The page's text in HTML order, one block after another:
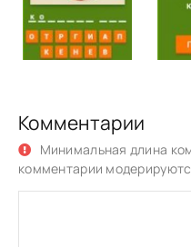
Комментарии
Минимальная длина
комментарии